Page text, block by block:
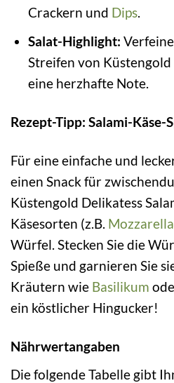
Crackern und Dips.
Salat-Highlight:
Streifen von
eine herzhafte Note.
Rezept-Tipp: Salami-Käse-
Für eine einfache und
einen Snack für
Küstengold Delikatess
Käsesorten (z.B. Mozzarella
Würfel. Stecken Sie die
Spieße und garnieren Sie
Kräutern wie Basilikum
ein köstlicher Hingucker!
Nährwertangaben
Die folgende Tabelle gibt